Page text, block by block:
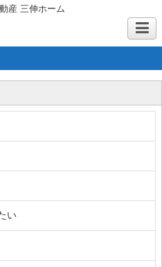
産 三伸ホーム
い